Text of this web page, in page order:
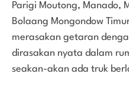
Parigi Moutong, Manado,
Bolaang Mongondow
merasakan getaran
dirasakan nyata dalam
seakan-akan ada truk